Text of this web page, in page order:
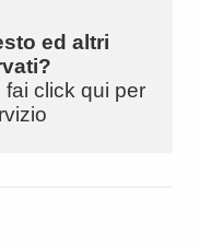
ed altri
click qui per